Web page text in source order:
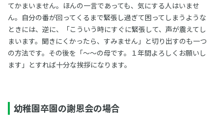
てかまいません。ほんの一言であっても、気にする人はいませ
ん。自分の番が回ってくるまで緊張し過ぎて困ってしまうような
ときには、逆に、「こういう時にすぐに緊張して、声が震えてし
まいます。聞きにくかったら、すみません」と切り出すのも一つ
の方法です。その後を「～～の母です。１年間よろしくお願いし
ます」とすれば十分な挨拶になります。
幼稚園卒園の謝恩会の場合